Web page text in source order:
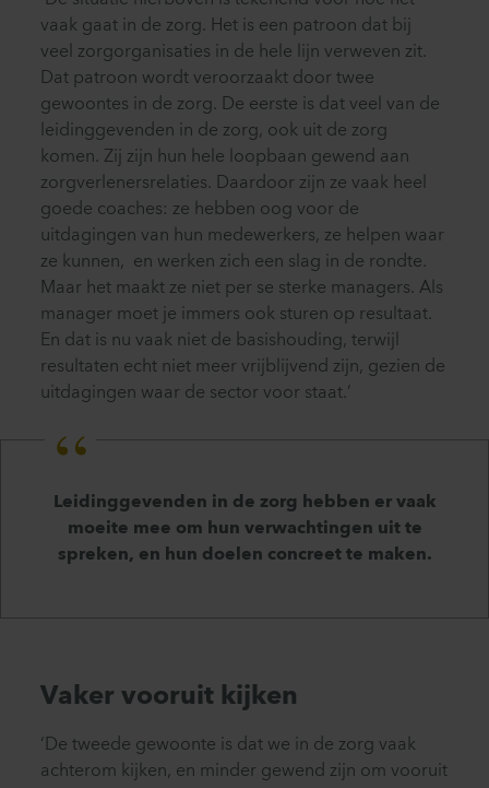
vaak gaat in de zorg. Het is een patroon dat bij
veel zorgorganisaties in de hele lijn verweven zit.
Dat patroon wordt veroorzaakt door twee
gewoontes in de zorg. De eerste is dat veel van de
leidinggevenden in de zorg, ook uit de zorg
komen. Zij zijn hun hele loopbaan gewend aan
zorgverlenersrelaties. Daardoor zijn ze vaak heel
goede coaches: ze hebben oog voor de
uitdagingen van hun medewerkers, ze helpen waar
ze kunnen, en werken zich een slag in de rondte.
Maar het maakt ze niet per se sterke managers. Als
manager moet je immers ook sturen op resultaat.
En dat is nu vaak niet de basishouding, terwijl
resultaten echt niet meer vrijblijvend zijn, gezien de
uitdagingen waar de sector voor staat.’
Leidinggevenden in de zorg hebben er vaak
moeite mee om hun verwachtingen uit te
spreken, en hun doelen concreet te maken.
Vaker vooruit kijken
‘De tweede gewoonte is dat we in de zorg vaak
achterom kijken, en minder gewend zijn om vooruit